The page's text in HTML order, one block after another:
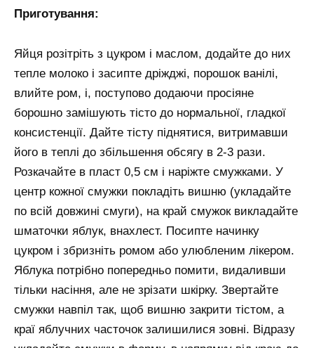
Приготування:
Яйця розітріть з цукром і маслом, додайте до них
тепле молоко і засипте дріжджі, порошок ванілі,
влийте ром, і, поступово додаючи просіяне
борошно замішують тісто до нормальної, гладкої
консистенції. Дайте тісту піднятися, витримавши
його в теплі до збільшення обсягу в 2-3 рази.
Розкачайте в пласт 0,5 см і наріжте смужками. У
центр кожної смужки покладіть вишню (укладайте
по всій довжині смуги), на край смужок викладайте
шматочки яблук, внахлест. Посипте начинку
цукром і збризніть ромом або улюбленим лікером.
Яблука потрібно попередньо помити, видаливши
тільки насіння, але не зрізати шкірку. Звертайте
смужки навпіл так, щоб вишню закрити тістом, а
краї яблучних часточок залишилися зовні. Відразу